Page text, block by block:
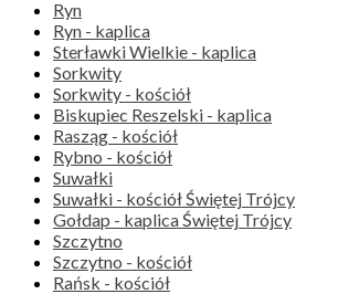
Ryn
Ryn - kaplica
Sterławki Wielkie - kaplica
Sorkwity
Sorkwity - kościół
Biskupiec Reszelski - kaplica
Rasząg - kościół
Rybno - kościół
Suwałki
Suwałki - kościół Świętej Trójcy
Gołdap - kaplica Świętej Trójcy
Szczytno
Szczytno - kościół
Rańsk - kościół